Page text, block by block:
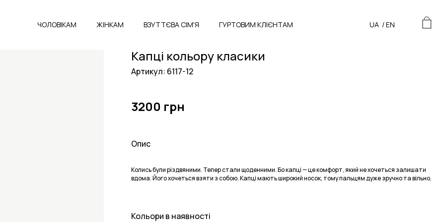
ЧОЛОВІКАМ ЖІНКАМ ВЗУТТЄВА СІМ'Я ГУРТОВИМ КЛІЄНТАМ UA /EN
Капці кольору класики
Артикул: 6117-12
3200 грн
Опис
Колись були різдвяними. Тепер стали щоденними. Бо капці — це комфорт, який не хочеться залишати
вдома. Його хочеться взяти з собою. Капці мають широкий носок, тому пальцям дуже зручно та вільно.
Кольори в наявності